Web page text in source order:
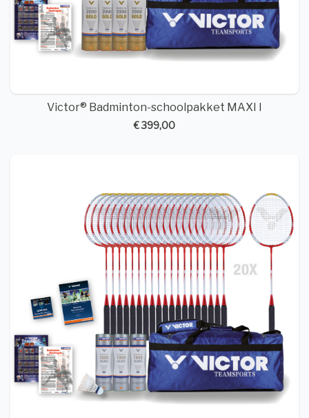
Victor® Badminton-schoolpakket MAXI I
€ 399,00